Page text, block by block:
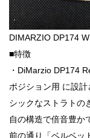
DIMARZIO DP174
■特徴
・DiMarzio DP174
ポジション用 に設
シックなストラトの
自の構造で倍音豊か
前の通り「ベルベッ